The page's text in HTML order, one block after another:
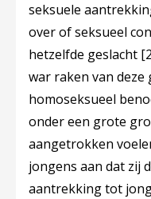
seksuele
over of seksueel
hetzelfde geslacht
war raken van deze
homoseksueel
onder een grote
aangetrokken
jongens aan dat zij
aantrekking tot